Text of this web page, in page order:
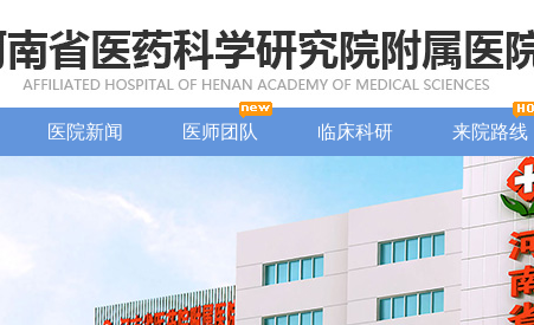
医院新闻 医师团队 临床科研 来院路线